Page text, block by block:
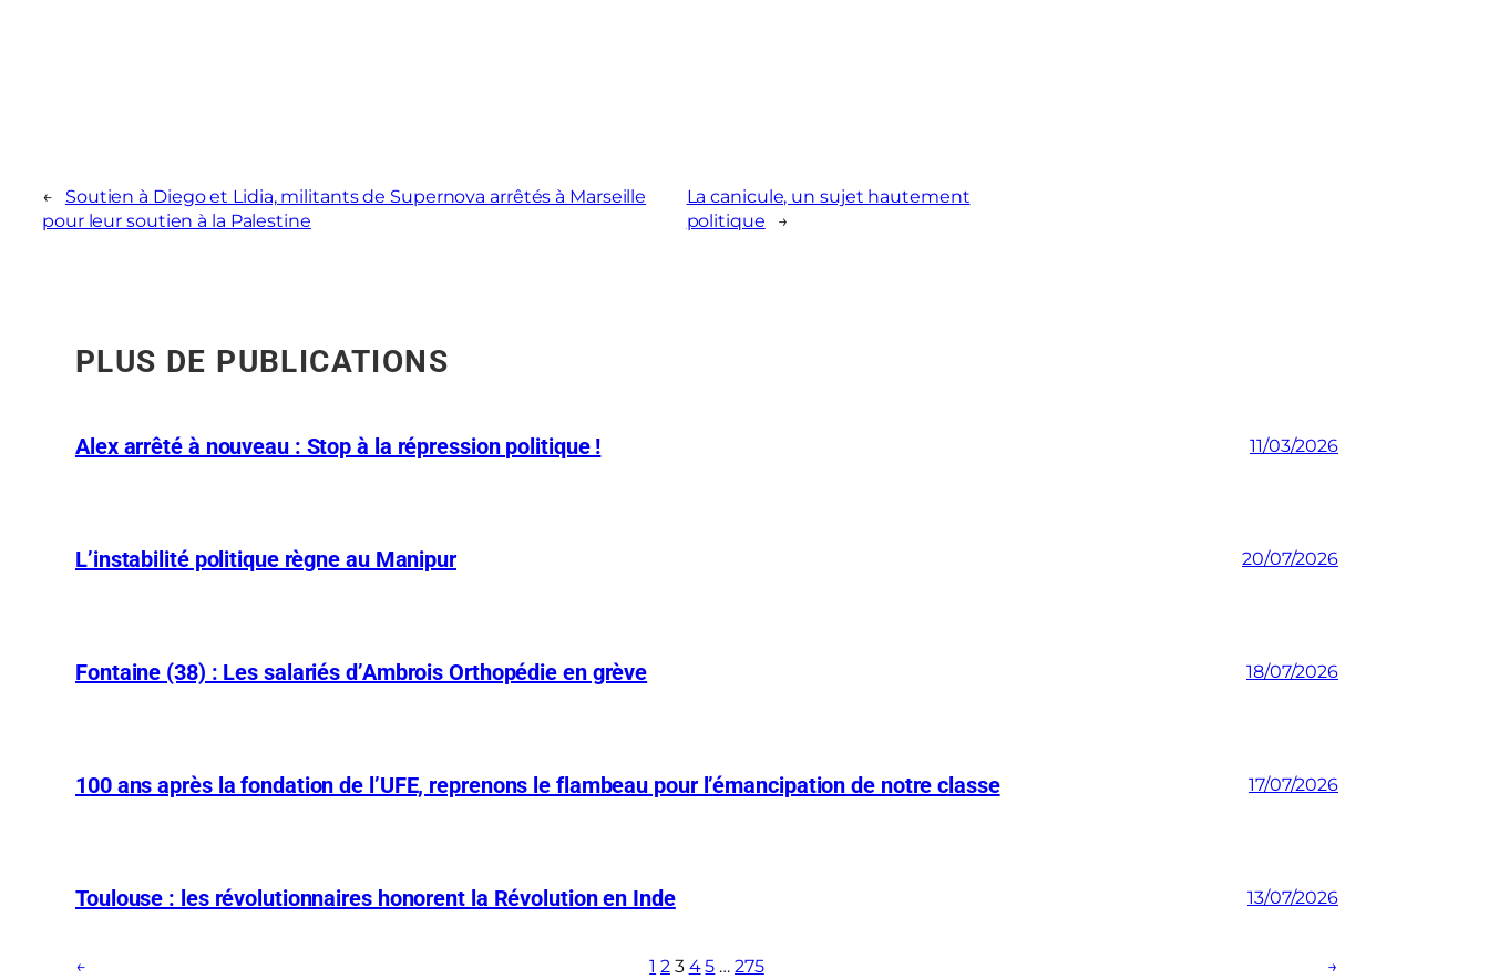
←
Soutien à Diego et Lidia, militants de Supernova arrêtés à Marseille
pour leur soutien à la Palestine
La canicule, un sujet hautement
politique
→
PLUS DE PUBLICATIONS
Alex arrêté à nouveau : Stop à la répression politique ! 11/03/2026
L’instabilité politique règne au Manipur 20/07/2026
Fontaine (38) : Les salariés d’Ambrois Orthopédie en grève 18/07/2026
100 ans après la fondation de l’UFE, reprenons le flambeau pour l’émancipation de notre classe 17/07/2026
Toulouse : les révolutionnaires honorent la Révolution en Inde 13/07/2026
← 1 2 3 4 5 … 275 →